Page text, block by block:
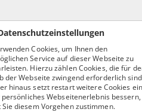
5 Stück
Cookies, um Ihnen den
Service auf dieser Webseite zu
Hierzu zählen Cookies, die für
der Webseite zwingend erforderlich
hinaus setzt restart weitere Cookies
Webseitenerlebnis bessern,
Sie diesem Vorgehen zustimmen.